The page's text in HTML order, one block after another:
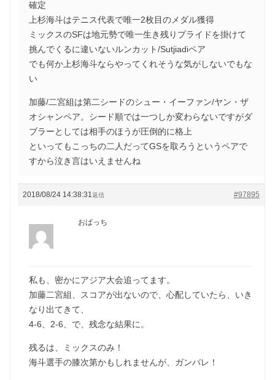
確定
上杉海斗はテニス代表で唯一2枚目のメダル獲得
ミックスのSFは地元勢で唯一生き残りプライドを掛けて
挑んでくるに違いないルンカット/Sutjiadiペア
でも何か上杉海斗ならやってくれそうな気がしないでもな
い
加藤/二宮組は第二シードのシュー・イーファン/ヤン・ザ
オシャンペア。シード順では一つしか変わらないですがダ
ブラーとしては相手のほうが圧倒的に格上
といってもこっちの二人だってGSを取ろうというペアで
すから泣き言はいえませんね
2018/08/24 14:38:31 #97895
返信
おばっち
私も、密かにアジア大会追ってます。
加藤二宮組、スコアが出ないので、心配していたら、いき
なり出てきて、
4-6、2-6、で、残念な結果に。
残るは、ミックスのみ！
海斗選手の膝次第かもしれませんが、ガンバレ！